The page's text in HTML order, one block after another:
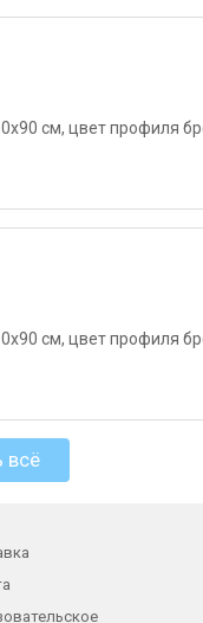
см, цвет профиля
см, цвет профиля
всё